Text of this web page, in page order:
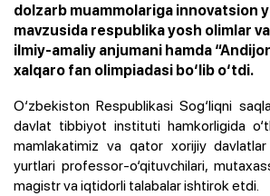
dolzarb muammolariga innovatsion
mavzusida respublika yosh olimlar
ilmiy-amaliy anjumani hamda
xalqaro fan olimpiadasi bo‘lib o‘tdi.
O‘zbekiston Respublikasi Sog‘liqni
davlat tibbiyot instituti hamkorligida
mamlakatimiz va qator xorijiy
yurtlari professor-o‘qituvchilari,
magistr va iqtidorli talabalar ishtirok etdi.